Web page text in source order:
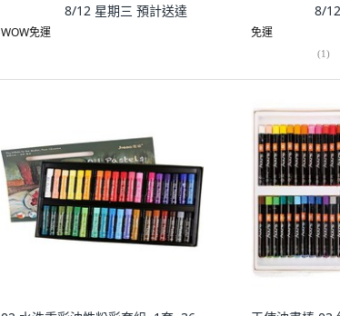
8/12 星期三 預計送達
WOW免運
8/
免運
(1)